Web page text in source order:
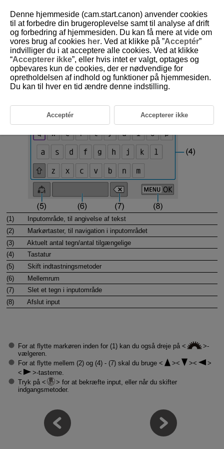
D101-162
Betjening af virtuelt tastatur
(1)
Inputområde, til angivelse af tekst
(2)
Markørtaster, til navigation i inputområdet
(3)
Aktuelt antal tegn/antal tilgængelige
(4)
Tastatur
(5)
Skift indtastningsmetoder
(6)
Mellemrum
(7)
Slet et tegn i inputområde
(8)
Afslut input
For at flytte markøren inden for (1) kan du også dreje på
-
vælgeren.
For at flytte mellem (2) og (4) - (7) skal du bruge
-tasterne.
Tryk på
for at bekræfte input, eller når du skifter
indgangsmetoder.
Denne hjemmeside (cam.start.canon) anvender cookies
til at forbedre din brugeroplevelse samt til analyse af drift
og forbedring af hjemmesiden. Du kan få mere at vide om
vores brug af cookies her. Ved at klikke på ”Acceptér”
indvilliger du i at acceptere alle cookies. Ved at klikke
“Accepterer ikke”, eller hvis intet er valgt, optages og
opbevares kun de cookies, der er nødvendige for
opretholdelsen af indhold og funktioner på hjemmesiden.
Du kan til hver en tid ændre denne indstilling.
Acceptér Accepterer ikke